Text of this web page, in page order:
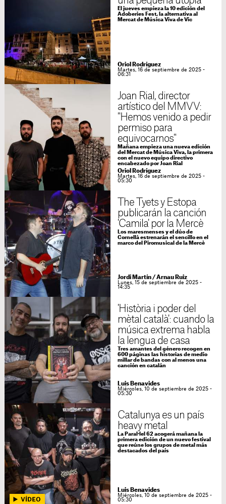
El jueves empieza la 10 edición del
Adoberies Fest, la alternativa al
Mercat de Música Viva de Vic
Oriol Rodríguez
Martes, 16 de septiembre de 2025 -
06:31
Joan Rial, director
artístico del MMVV:
"Hemos venido a pedir
permiso para
equivocarnos"
Mañana empieza una nueva edición
del Mercat de Música Viva, la primera
con el nuevo equipo directivo
encabezado por Joan Rial
Oriol Rodríguez
Martes, 16 de septiembre de 2025 -
05:30
The Tyets y Estopa
publicarán la canción
'Camila' por la Mercè
Los maresmenses y el dúo de
Cornellà estrenarán el sencillo en el
marco del Piromusical de la Mercè
Jordi Martín/Arnau Ruiz
Lunes, 15 de septiembre de 2025 -
14:35
'Història i poder del
mètal català': cuando la
música extrema habla
la lengua de casa
Tres amantes del género recogen en
600 páginas las historias de medio
millar de bandas con al menos una
canción en catalán
Luis Benavides
Miércoles, 10 de septiembre de 2025 -
05:30
Catalunya es un país
heavy metal
La Paral·lel 62 acogerá mañana la
primera edición de un nuevo festival
que reúne los grupos de metal más
destacados del país
Luis Benavides
Miércoles, 10 de septiembre de 2025 -
05:30